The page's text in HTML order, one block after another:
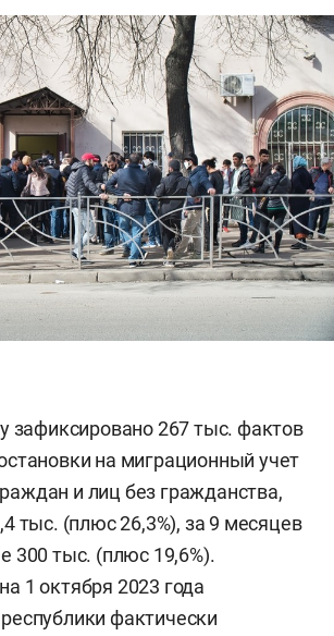
зафиксировано 267 тыс. фактов
на миграционный учет
и лиц без гражданства,
тыс. (плюс 26,3%), за 9 месяцев
300 тыс. (плюс 19,6%).
1 октября 2023 года
фактически